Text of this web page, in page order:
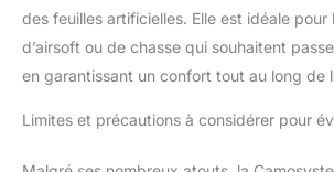
des feuilles artificielles. Elle est idéale pour
d’airsoft ou de chasse qui souhaitent
en garantissant un confort tout au long de
Limites et précautions à considérer pour